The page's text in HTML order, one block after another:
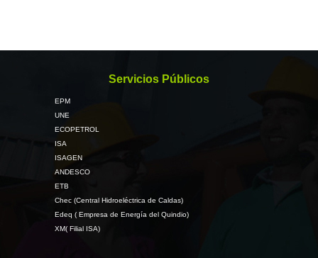
Servicios Públicos
EPM
UNE
ECOPETROL
ISA
ISAGEN
ANDESCO
ETB
Chec (Central Hidroeléctrica de Caldas)
Edeq ( Empresa de Energía del Quindio)
XM( Filial ISA)